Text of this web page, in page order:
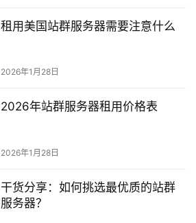
租用美国站群服务器需要注意什么
2026年1月28日
2026年站群服务器租用价格表
2026年1月28日
干货分享：如何挑选最优质的站群
服务器？